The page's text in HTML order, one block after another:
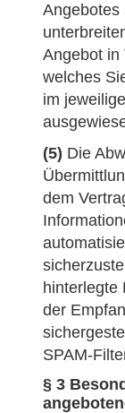
Angebotes
Angebot in
welches
im
(5) Die
dem
hinterlegte
der
SPAM-
§ 3